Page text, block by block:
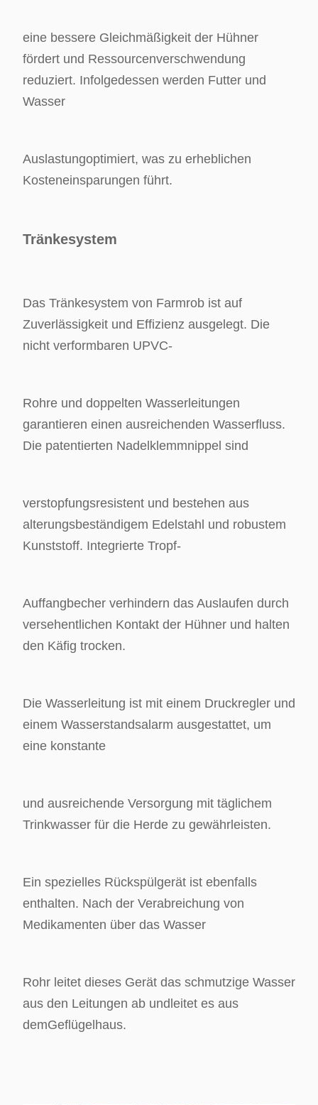
eine bessere Gleichmäßigkeit der Hühner
fördert und Ressourcenverschwendung
reduziert. Infolgedessen werden Futter und
Wasser
Auslastungoptimiert, was zu erheblichen
Kosteneinsparungen führt.
Tränkesystem
Das Tränkesystem von Farmrob ist auf
Zuverlässigkeit und Effizienz ausgelegt. Die
nicht verformbaren UPVC-
Rohre und doppelten Wasserleitungen
garantieren einen ausreichenden Wasserfluss.
Die patentierten Nadelklemmnippel sind
verstopfungsresistent und bestehen aus
alterungsbeständigem Edelstahl und robustem
Kunststoff. Integrierte Tropf-
Auffangbecher verhindern das Auslaufen durch
versehentlichen Kontakt der Hühner und halten
den Käfig trocken.
Die Wasserleitung ist mit einem Druckregler und
einem Wasserstandsalarm ausgestattet, um
eine konstante
und ausreichende Versorgung mit täglichem
Trinkwasser für die Herde zu gewährleisten.
Ein spezielles Rückspülgerät ist ebenfalls
enthalten. Nach der Verabreichung von
Medikamenten über das Wasser
Rohr leitet dieses Gerät das schmutzige Wasser
aus den Leitungen ab und leitet es aus
demGeflügelhaus.